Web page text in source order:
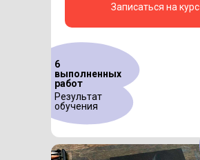
Записаться на курс
Результат
обучения
6
выполненных
работ